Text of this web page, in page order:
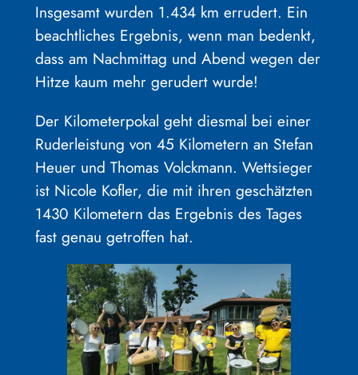
Insgesamt wurden 1.434 km errudert. Ein
beachtliches Ergebnis, wenn man bedenkt,
dass am Nachmittag und Abend wegen der
Hitze kaum mehr gerudert wurde!
Der Kilometerpokal geht diesmal bei einer
Ruderleistung von 45 Kilometern an Stefan
Heuer und Thomas Volckmann. Wettsieger
ist Nicole Kofler, die mit ihren geschätzten
1430 Kilometern das Ergebnis des Tages
fast genau getroffen hat.